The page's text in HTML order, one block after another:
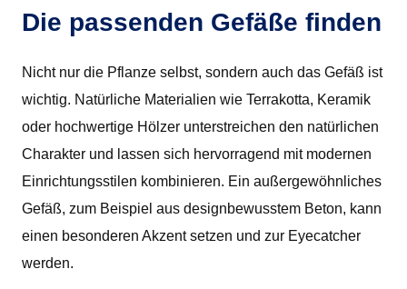
Die passenden Gefäße finden
Nicht nur die Pflanze selbst, sondern auch das Gefäß ist
wichtig. Natürliche Materialien wie Terrakotta, Keramik
oder hochwertige Hölzer unterstreichen den natürlichen
Charakter und lassen sich hervorragend mit modernen
Einrichtungsstilen kombinieren. Ein außergewöhnliches
Gefäß, zum Beispiel aus designbewusstem Beton, kann
einen besonderen Akzent setzen und zur Eyecatcher
werden.